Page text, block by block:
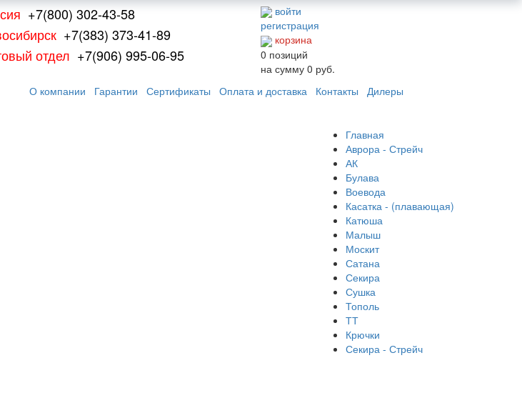
+7(800) 302-43-58
+7(383) 373-41-89
отдел +7(906) 995-06-95
войти
регистрация
корзина
0 позиций
на сумму 0 руб.
О компании
Гарантии Сертификаты Оплата и доставка Контакты
Дилеры
Главная
Аврора - Стрейч
АК
Булава
Воевода
Касатка - (плавающая)
Катюша
Малыш
Москит
Сатана
Секира
Сушка
Тополь
ТТ
Крючки
Секира - Стрейч